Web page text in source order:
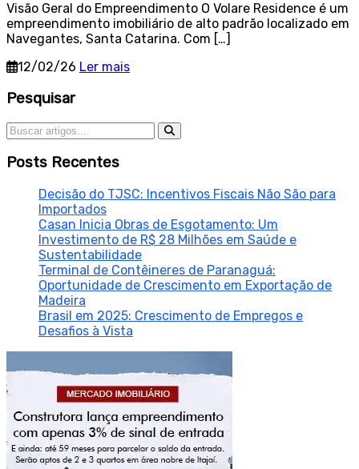
Visão Geral do Empreendimento O Volare Residence é um
empreendimento imobiliário de alto padrão localizado em
Navegantes, Santa Catarina. Com […]
12/02/26 Ler mais
Sidebar
Pesquisar
Pesquisar por:
Posts Recentes
Decisão do TJSC: Incentivos Fiscais Não São para
Importados
Casan Inicia Obras de Esgotamento: Um
Investimento de R$ 28 Milhões em Saúde e
Sustentabilidade
Terminal de Contêineres de Paranaguá:
Oportunidade de Crescimento em Exportação de
Madeira
Brasil em 2025: Crescimento de Empregos e
Desafios à Vista